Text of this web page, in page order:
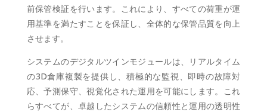
前保管検証を行います。これにより、すべての荷重が運
用基準を満たすことを保証し、全体的な保管品質を向上
させます。
システムのデジタルツインモジュールは、リアルタイム
の3D倉庫複製を提供し、積極的な監視、即時の故障対
応、予測保守、視覚化された運用を可能にします。これ
らすべてが、卓越したシステムの信頼性と運用の透明性